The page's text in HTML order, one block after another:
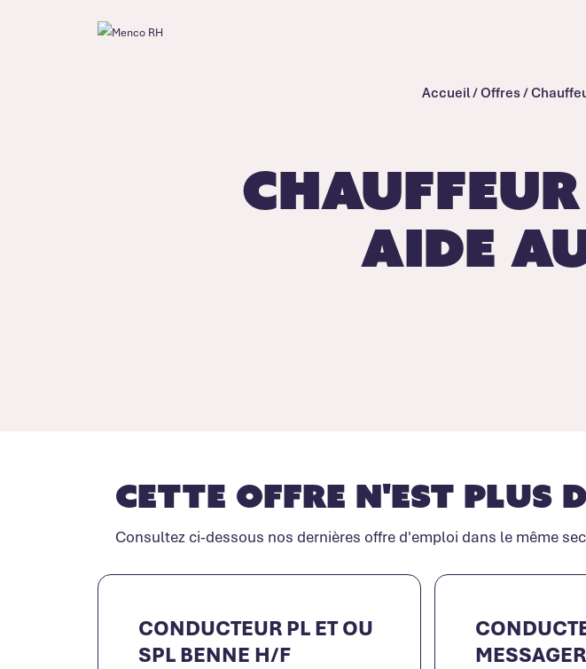
Accueil/Offres/
Chauffeur
aide
Cette offre n'est plus
Consultez ci-dessous nos dernières offre d'emploi dans le même
CONDUCTEUR PL ET OU
SPL BENNE H/F